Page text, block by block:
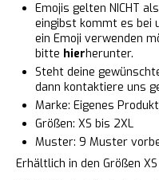
Emojis gelten NICHT
eingibst kommt es bei
ein Emoji verwenden
bitte hierherunter.
Steht deine
dann kontaktiere uns
Marke: Eigenes Produkt
Größen: XS bis 2XL
Muster: 9 Muster
Erhältlich in den Größen